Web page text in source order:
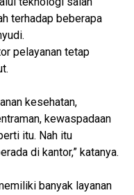
terhadap beberapa
pelayanan tetap
kesehatan,
kewaspadaan
itu. Nah itu
di kantor,” katanya.
banyak layanan